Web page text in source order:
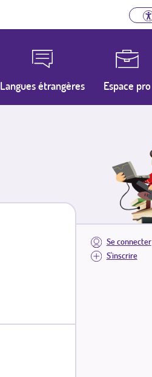
Langues étrangères Espace pro
Se connecter
S'inscrire